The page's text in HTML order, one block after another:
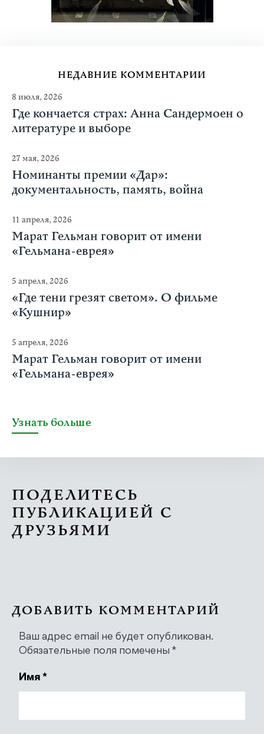
НЕДАВНИЕ КОММЕНТАРИИ
8 июля, 2026
Где кончается страх: Анна Сандермоен о
литературе и выборе
27 мая, 2026
Номинанты премии «Дар»:
документальность, память, война
11 апреля, 2026
Марат Гельман говорит от имени
«Гельмана-еврея»
5 апреля, 2026
«Где тени грезят светом». О фильме
«Кушнир»
5 апреля, 2026
Марат Гельман говорит от имени
«Гельмана-еврея»
Узнать больше
ПОДЕЛИТЕСЬ
ПУБЛИКАЦИЕЙ С
ДРУЗЬЯМИ
ДОБАВИТЬ КОММЕНТАРИЙ
Ваш адрес email не будет опубликован.
Обязательные поля помечены *
Имя *